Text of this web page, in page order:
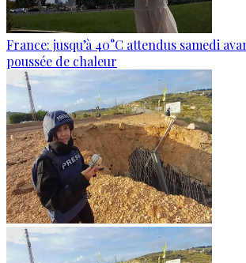
France: jusqu’à 40°C attendus samedi
poussée de chaleur